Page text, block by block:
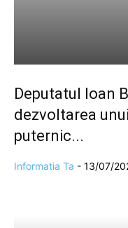
Deputatul Ioan
dezvoltarea
puternic...
Informatia Ta - 13/07/